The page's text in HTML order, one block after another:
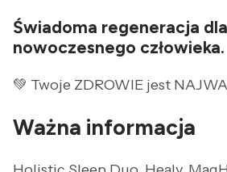
Świadoma regeneracja dla
nowoczesnego człowieka.
💚 Twoje ZDROWIE jest
Ważna informacja